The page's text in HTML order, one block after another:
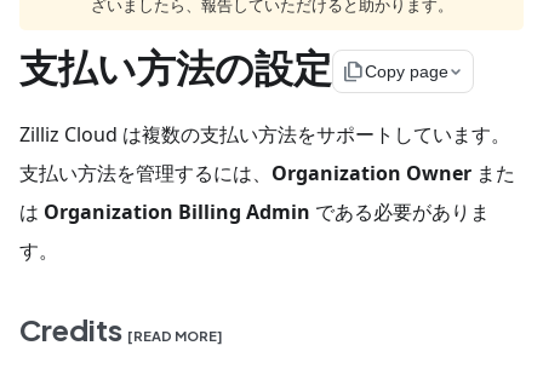
ざいましたら、報告していただけると助かります。
支払い方法の設定 file_copyCopy page
Zilliz Cloud は複数の支払い方法をサポートしています。
支払い方法を管理するには、 Organization Owner また
は Organization Billing Admin である必要がありま
す。
Credits [READ MORE]